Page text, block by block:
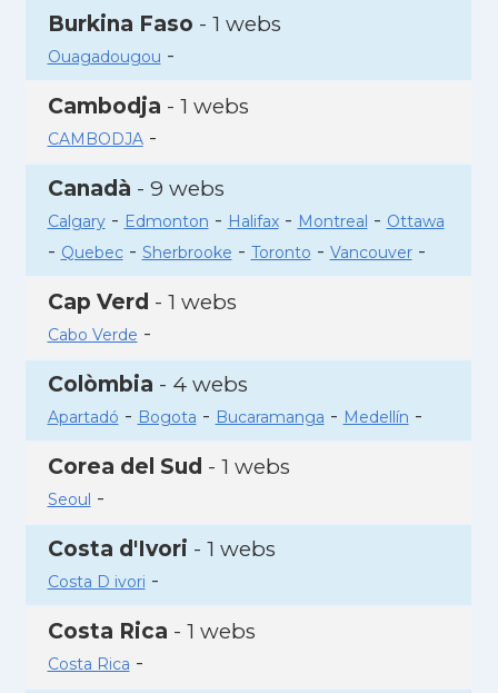
Burkina Faso - 1 webs
Ouagadougou -
Cambodja - 1 webs
CAMBODJA-
Canadà - 9 webs
Calgary- Edmonton - Halifax- Montreal - Ottawa
- Quebec- Sherbrooke - Toronto - Vancouver-
Cap Verd - 1 webs
Cabo Verde -
Colòmbia - 4 webs
Apartadó - Bogota - Bucaramanga - Medellín -
Corea del Sud - 1 webs
Seoul -
Costa d'Ivori - 1 webs
Costa D ivori -
Costa Rica - 1 webs
Costa Rica -